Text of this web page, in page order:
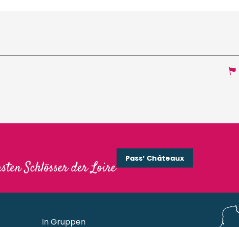
Schlösser der Loire
Pass’ Châteaux
In Gruppen